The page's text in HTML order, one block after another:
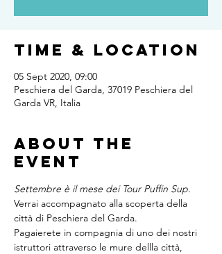
Time & Location
05 Sept 2020, 09:00
Peschiera del Garda, 37019 Peschiera del
Garda VR, Italia
About the
event
Settembre è il mese dei Tour Puffin Sup.
Verrai accompagnato alla scoperta della
città di Peschiera del Garda.
Pagaierete in compagnia di uno dei nostri
istruttori attraverso le mure dellla città,